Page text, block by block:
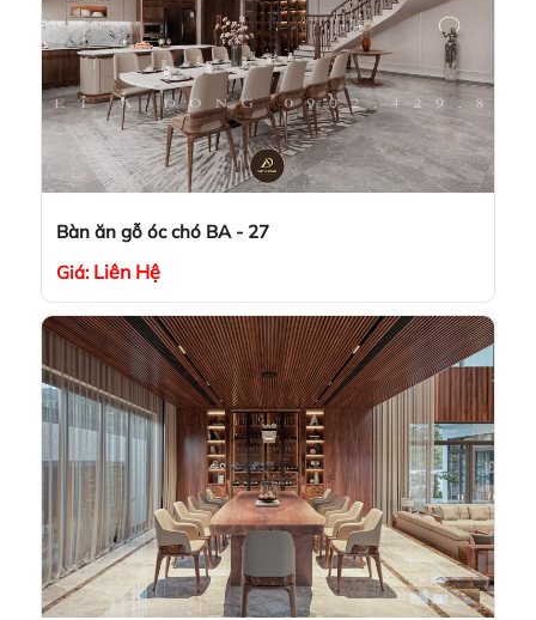
Bàn ăn gỗ óc chó BA - 27
Giá: Liên Hệ